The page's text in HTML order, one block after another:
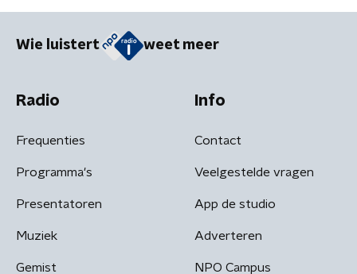
Wie luistert weet meer
Radio
Frequenties
Programma's
Presentatoren
Muziek
Gemist
Info
Contact
Veelgestelde vragen
App de studio
Adverteren
NPO Campus